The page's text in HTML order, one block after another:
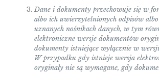
Dane i dokumenty przechowuje się w
albo ich uwierzytelnionych odpisów
uznanych nośnikach danych, w tym
elektroniczne wersje dokumentów
dokumenty istniejące wyłącznie w
W przypadku gdy istnieje wersja
oryginały nie są wymagane, gdy